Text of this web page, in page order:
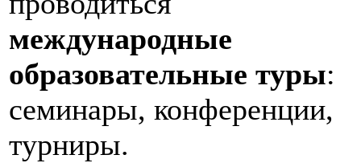
международные
образовательные туры:
семинары, конференции,
турниры.